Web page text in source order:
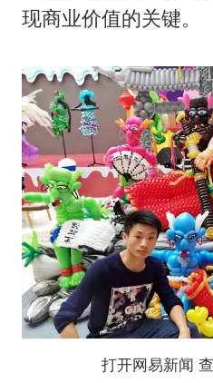
现商业价值的关键。
打开网易新闻